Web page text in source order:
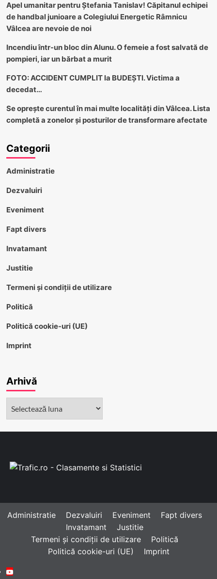
Apel umanitar pentru Ștefania Tanislav! Căpitanul echipei
de handbal junioare a Colegiului Energetic Râmnicu
Vâlcea are nevoie de noi
Incendiu într-un bloc din Alunu. O femeie a fost salvată de
pompieri, iar un bărbat a murit
FOTO: ACCIDENT CUMPLIT la BUDEȘTI. Victima a
decedat…
Se oprește curentul în mai multe localități din Vâlcea. Lista
completă a zonelor și posturilor de transformare afectate
Categorii
Administratie
Dezvaluiri
Eveniment
Fapt divers
Invatamant
Justitie
Termeni și condiții de utilizare
Politică
Politică cookie-uri (UE)
Imprint
Arhivă
Administratie Dezvaluiri Eveniment
Fapt divers
Invatamant
Justitie
Termeni și condiții de utilizare
Politică
Politică cookie-uri (UE)
Imprint
Youtube